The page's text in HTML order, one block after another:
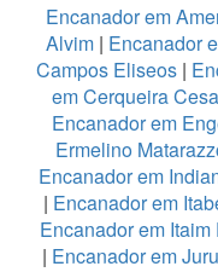
Encanador em
Alvim | Encanador
Campos Eliseos |
em Cerqueira
Encanador em
Ermelino
Encanador em
| Encanador em
Encanador em
| Encanador em